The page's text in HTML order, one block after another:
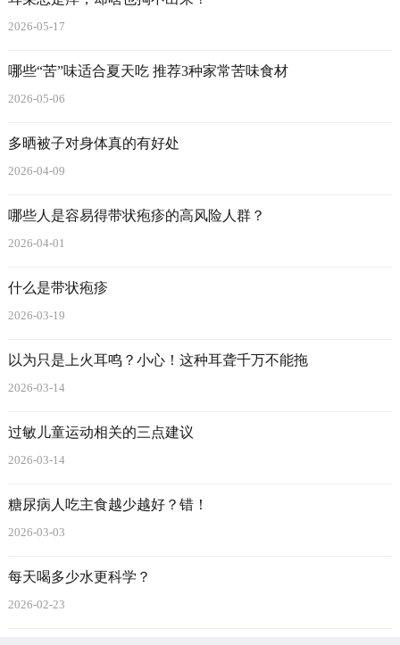
2026-05-17
哪些“苦”味适合夏天吃 推荐3种家常苦味食材
2026-05-06
多晒被子对身体真的有好处
2026-04-09
哪些人是容易得带状疱疹的高风险人群？
2026-04-01
什么是带状疱疹
2026-03-19
以为只是上火耳鸣？小心！这种耳聋千万不能拖
2026-03-14
过敏儿童运动相关的三点建议
2026-03-14
糖尿病人吃主食越少越好？错！
2026-03-03
每天喝多少水更科学？
2026-02-23